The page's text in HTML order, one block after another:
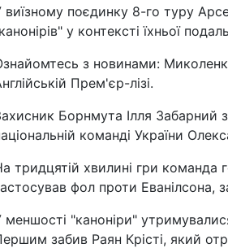
виїзному поєдинку 8-го туру
у контексті їхньої
з новинами:
Прем'єр-лізі.
Борнмута Ілля Забарний
команді України
тридцятій хвилині гри команда
фол проти Еванілсона,
меншості "каноніри"
забив Раян Крісті, який